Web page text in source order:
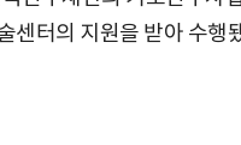
센터의 지원을 받아 수행